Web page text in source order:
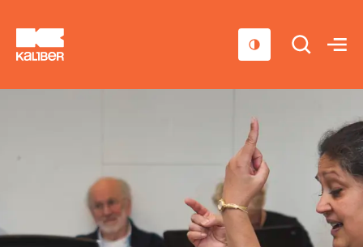
Nieuws & Agenda